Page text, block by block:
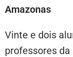
Amazonas
Vinte e dois
professores